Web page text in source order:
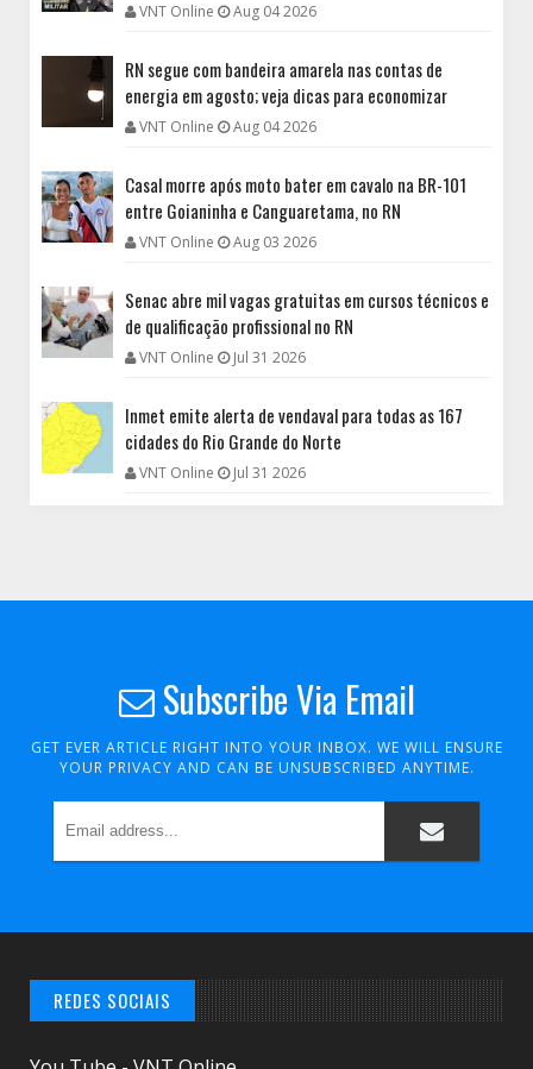
VNT Online Aug 04 2026
RN segue com bandeira amarela nas contas de
energia em agosto; veja dicas para economizar
VNT Online Aug 04 2026
Casal morre após moto bater em cavalo na BR-101
entre Goianinha e Canguaretama, no RN
VNT Online Aug 03 2026
Senac abre mil vagas gratuitas em cursos técnicos e
de qualificação profissional no RN
VNT Online Jul 31 2026
Inmet emite alerta de vendaval para todas as 167
cidades do Rio Grande do Norte
VNT Online Jul 31 2026
Subscribe Via Email
GET EVER ARTICLE RIGHT INTO YOUR INBOX. WE WILL ENSURE
YOUR PRIVACY AND CAN BE UNSUBSCRIBED ANYTIME.
REDES SOCIAIS